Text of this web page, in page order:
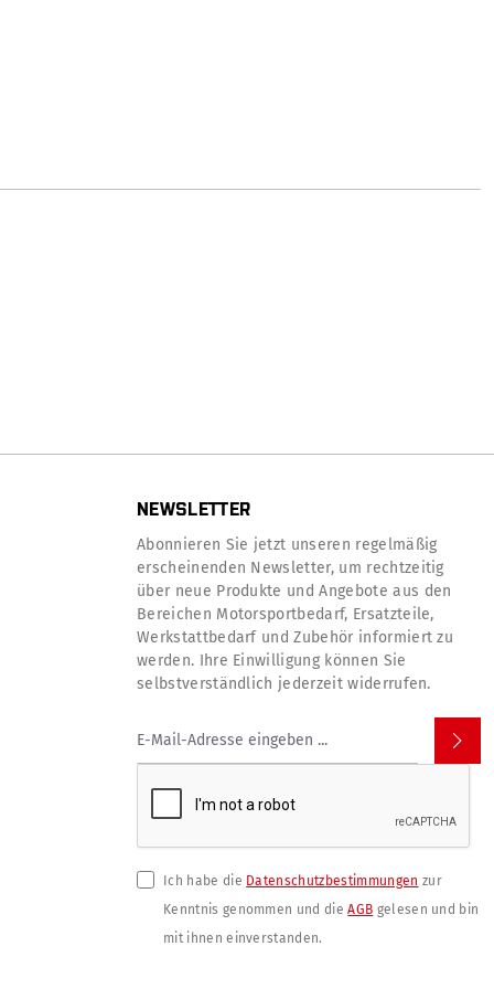
NEWSLETTER
Abonnieren Sie jetzt unseren regelmäßig
erscheinenden Newsletter, um rechtzeitig
über neue Produkte und Angebote aus den
Bereichen Motorsportbedarf, Ersatzteile,
Werkstattbedarf und Zubehör informiert zu
werden. Ihre Einwilligung können Sie
selbstverständlich jederzeit widerrufen.
Ich habe die Datenschutzbestimmungen zur
Kenntnis genommen und dieAGB gelesen und bin
mit ihnen einverstanden.